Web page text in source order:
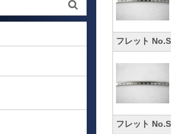
フレット
フレット